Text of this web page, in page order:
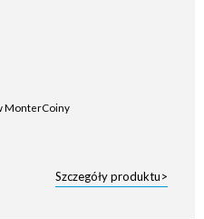
MonterCoiny
Szczegóły produktu>